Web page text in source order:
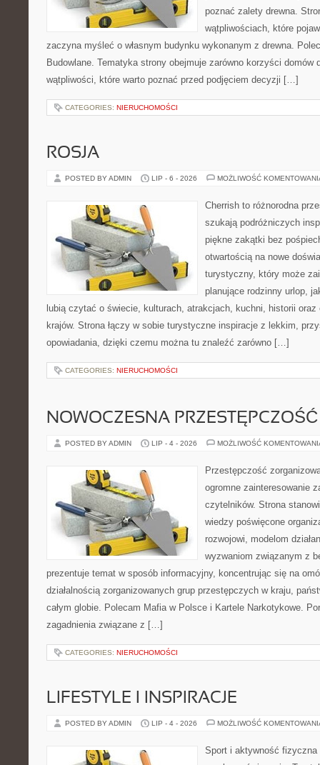
poznać zalety drewna.
wątpliwościach, które
zaczyna myśleć o własnym budynku wykonanym z drewna.
Budowlane. Tematyka strony obejmuje zarówno korzyści domów
wątpliwości, które warto poznać przed podjęciem decyzji […]
CATEGORIES: NIERUCHOMOŚCI
ROSJA
POSTED BY ADMIN LIP - 6 - 2026 MOŻLIWOŚĆ
Cherrish to różnorodna
szukają podróżniczych
piękne zakątki bez
otwartością na nowe
turystyczny, który może
planujące rodzinny urlop,
lubią czytać o świecie, kulturach, atrakcjach, kuchni, historii
krajów. Strona łączy w sobie turystyczne inspiracje z lekkim,
opowiadania, dzięki czemu można tu znaleźć zarówno […]
CATEGORIES: NIERUCHOMOŚCI
NOWOCZESNA PRZESTĘPCZOŚĆ
POSTED BY ADMIN LIP - 4 - 2026 MOŻLIWOŚĆ
Przestępczość
ogromne zainteresowanie
czytelników. Strona
wiedzy poświęcone
rozwojowi, modelom
wyzwaniom związanym z
prezentuje temat w sposób informacyjny, koncentrując się na
działalnością zorganizowanych grup przestępczych w kraju,
całym globie. Polecam Mafia w Polsce i Kartele Narkotykowe.
zagadnienia związane z […]
CATEGORIES: NIERUCHOMOŚCI
LIFESTYLE I INSPIRACJE
POSTED BY ADMIN LIP - 4 - 2026 MOŻLIWOŚĆ
Sport i aktywność